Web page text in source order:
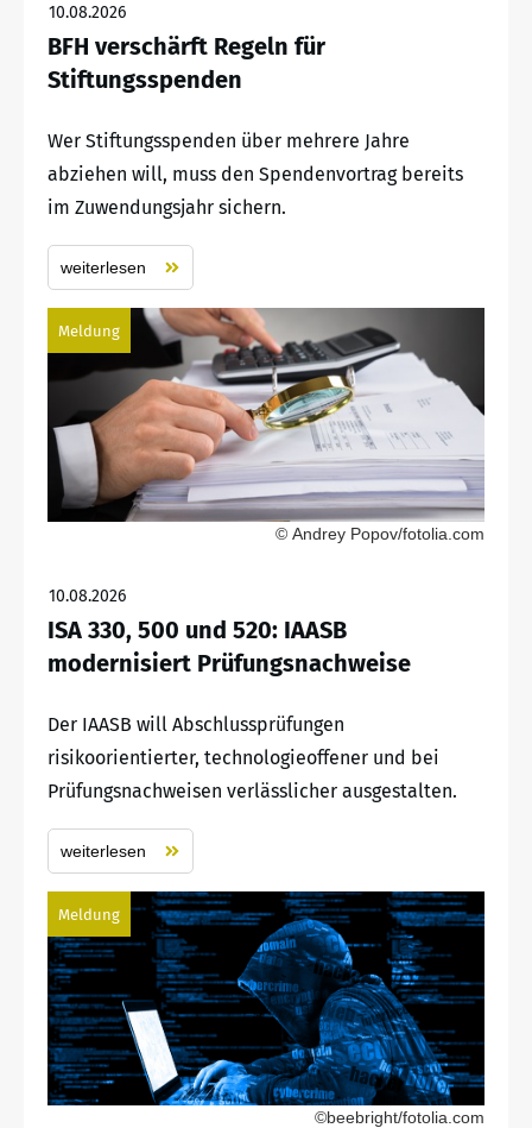
10.08.2026
BFH verschärft Regeln für
Stiftungsspenden
Wer Stiftungsspenden über mehrere Jahre
abziehen will, muss den Spendenvortrag bereits
im Zuwendungsjahr sichern.
weiterlesen
Meldung
© Andrey Popov/fotolia.com
10.08.2026
ISA 330, 500 und 520: IAASB
modernisiert Prüfungsnachweise
Der IAASB will Abschlussprüfungen
risikoorientierter, technologieoffener und bei
Prüfungsnachweisen verlässlicher ausgestalten.
weiterlesen
Meldung
©beebright/fotolia.com